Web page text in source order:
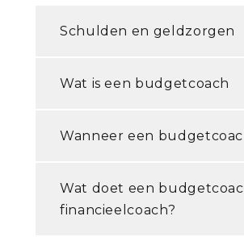
Schulden en geldzorgen
Wat is een budgetcoach
Wanneer een
Wat doet een
financieelcoach?